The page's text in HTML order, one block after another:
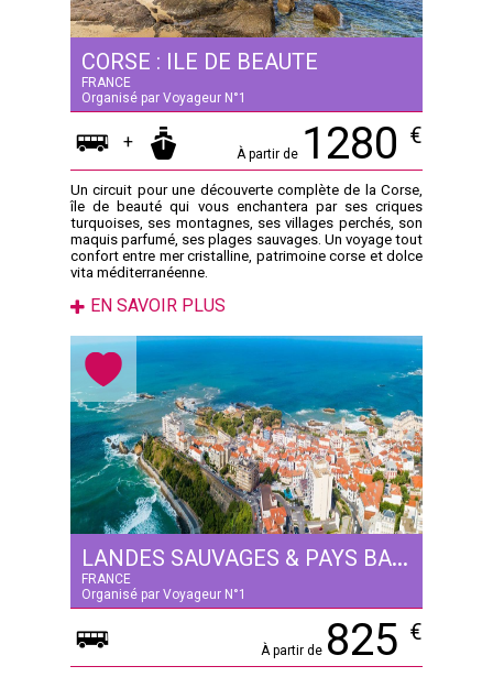
CORSE : ILE DE BEAUTE
FRANCE
Organisé par Voyageur N°1
+
À partir de 1280 €
Un circuit pour une découverte complète de la Corse,
île de beauté qui vous enchantera par ses criques
turquoises, ses montagnes, ses villages perchés, son
maquis parfumé, ses plages sauvages. Un voyage tout
confort entre mer cristalline, patrimoine corse et dolce
vita méditerranéenne.
EN SAVOIR PLUS
LANDES SAUVAGES & PAYS BASQUE AUTHENTIQUE
FRANCE
Organisé par Voyageur N°1
À partir de 825 €